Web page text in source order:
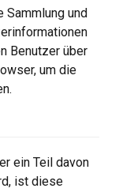
Sammlung und
Benutzer über
um die
ein Teil davon
ist diese